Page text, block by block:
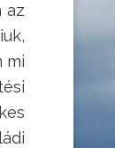
az
mi